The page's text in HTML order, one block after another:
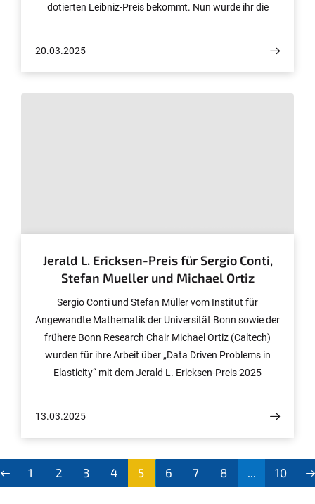
dotierten Leibniz-Preis bekommt. Nun wurde ihr die
20.03.2025
Jerald L. Ericksen-Preis für Sergio Conti,
Stefan Mueller und Michael Ortiz
Sergio Conti und Stefan Müller vom Institut für
Angewandte Mathematik der Universität Bonn sowie der
frühere Bonn Research Chair Michael Ortiz (Caltech)
wurden für ihre Arbeit über „Data Driven Problems in
Elasticity“ mit dem Jerald L. Ericksen-Preis 2025
13.03.2025
1 2 3 4
5
6 7 8 ... 10